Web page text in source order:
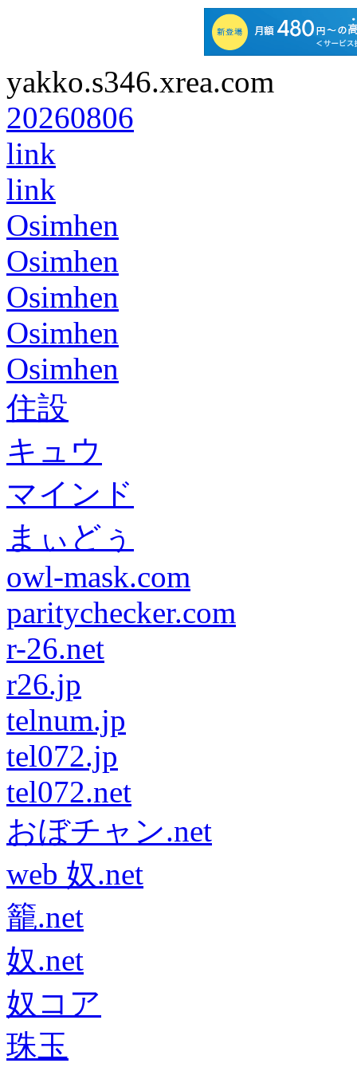
yakko.s346.xrea.com
20260806
link
link
Osimhen
Osimhen
Osimhen
Osimhen
Osimhen
住設
キュウ
マインド
まぃどぅ
owl-mask.com
paritychecker.com
r-26.net
r26.jp
telnum.jp
tel072.jp
tel072.net
おぼチャン.net
web 奴.net
籠.net
奴.net
奴コア
珠玉